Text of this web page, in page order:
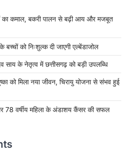
का कमाल, बकरी पालन से बढ़ी आय और मजबूत
को निःशुल्क दी जाएगी एल्बेंडाजोल
साय के नेतृत्व में छत्तीसगढ़ को बड़ी उपलब्धि
को मिला नया जीवन, चिरायु योजना से संभव हुई
78 वर्षीय महिला के अंडाशय कैंसर की सफल